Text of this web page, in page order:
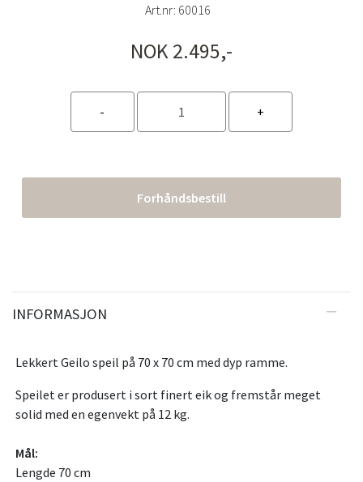
Art.nr: 60016
NOK 2.495,-
Forhåndsbestill
INFORMASJON
Lekkert Geilo speil på 70 x 70 cm med dyp ramme.
Speilet er produsert i sort finert eik og fremstår meget
solid med en egenvekt på 12 kg.
Mål:
Lengde 70 cm